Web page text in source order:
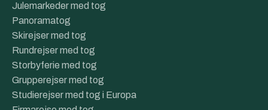
Julemarkeder med tog
Panoramatog
Skirejser med tog
Rundrejser med tog
Storbyferie med tog
Grupperejser med tog
Studierejser med tog i Europa